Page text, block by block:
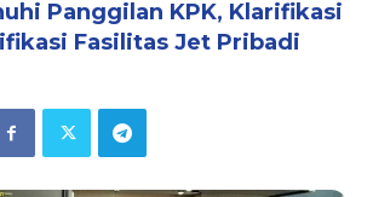
Panggilan KPK, Klarifikasi
Fasilitas Jet Pribadi